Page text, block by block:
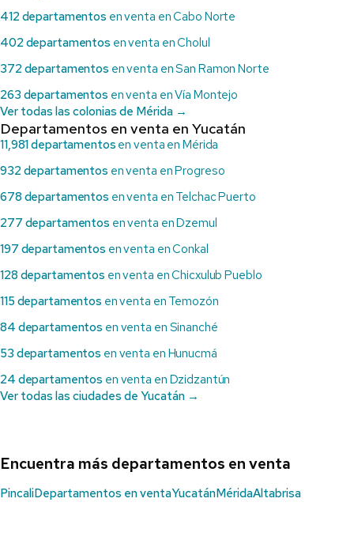
412 departamentos en venta en Cabo Norte
402 departamentos en venta en Cholul
372 departamentos en venta en San Ramon Norte
263 departamentos en venta en Vía Montejo
Ver todas las colonias de Mérida →
Departamentos en venta en Yucatán
11,981 departamentos en venta en Mérida
932 departamentos en venta en Progreso
678 departamentos en venta en Telchac Puerto
277 departamentos en venta en Dzemul
197 departamentos en venta en Conkal
128 departamentos en venta en Chicxulub Pueblo
115 departamentos en venta en Temozón
84 departamentos en venta en Sinanché
53 departamentos en venta en Hunucmá
24 departamentos en venta en Dzidzantún
Ver todas las ciudades de Yucatán →
Encuentra más departamentos en venta
PincaliDepartamentos en ventaYucatánMéridaAltabrisa